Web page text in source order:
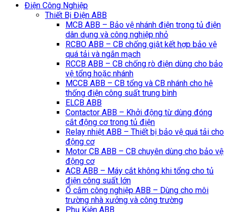
Điện Công Nghiệp
Thiết Bị Điện ABB
MCB ABB – Bảo vệ nhánh điện trong tủ điện
dân dụng và công nghiệp nhỏ
RCBO ABB – CB chống giật kết hợp bảo vệ
quá tải và ngắn mạch
RCCB ABB – CB chống rò điện dùng cho bảo
vệ tổng hoặc nhánh
MCCB ABB – CB tổng và CB nhánh cho hệ
thống điện công suất trung bình
ELCB ABB
Contactor ABB – Khởi động từ dùng đóng
cắt động cơ trong tủ điện
Relay nhiệt ABB – Thiết bị bảo vệ quá tải cho
động cơ
Motor CB ABB – CB chuyên dùng cho bảo vệ
động cơ
ACB ABB – Máy cắt không khi tổng cho tủ
điện công suất lớn
Ổ cắm công nghiệp ABB – Dùng cho môi
trường nhà xưởng và công trường
Phụ Kiện ABB